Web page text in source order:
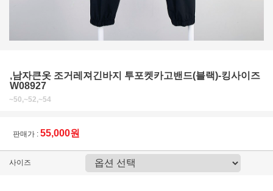
,남자큰옷 조거레져긴바지 투포켓카고밴드(블랙)-킹사이즈
W08927
~50,~52,~54
판매가 : 55,000원
사이즈